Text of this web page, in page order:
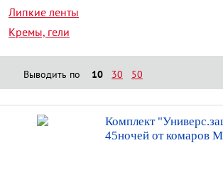
Липкие ленты
Кремы, гели
Выводить по 10 30 50
Комплект
45ночей от комаров